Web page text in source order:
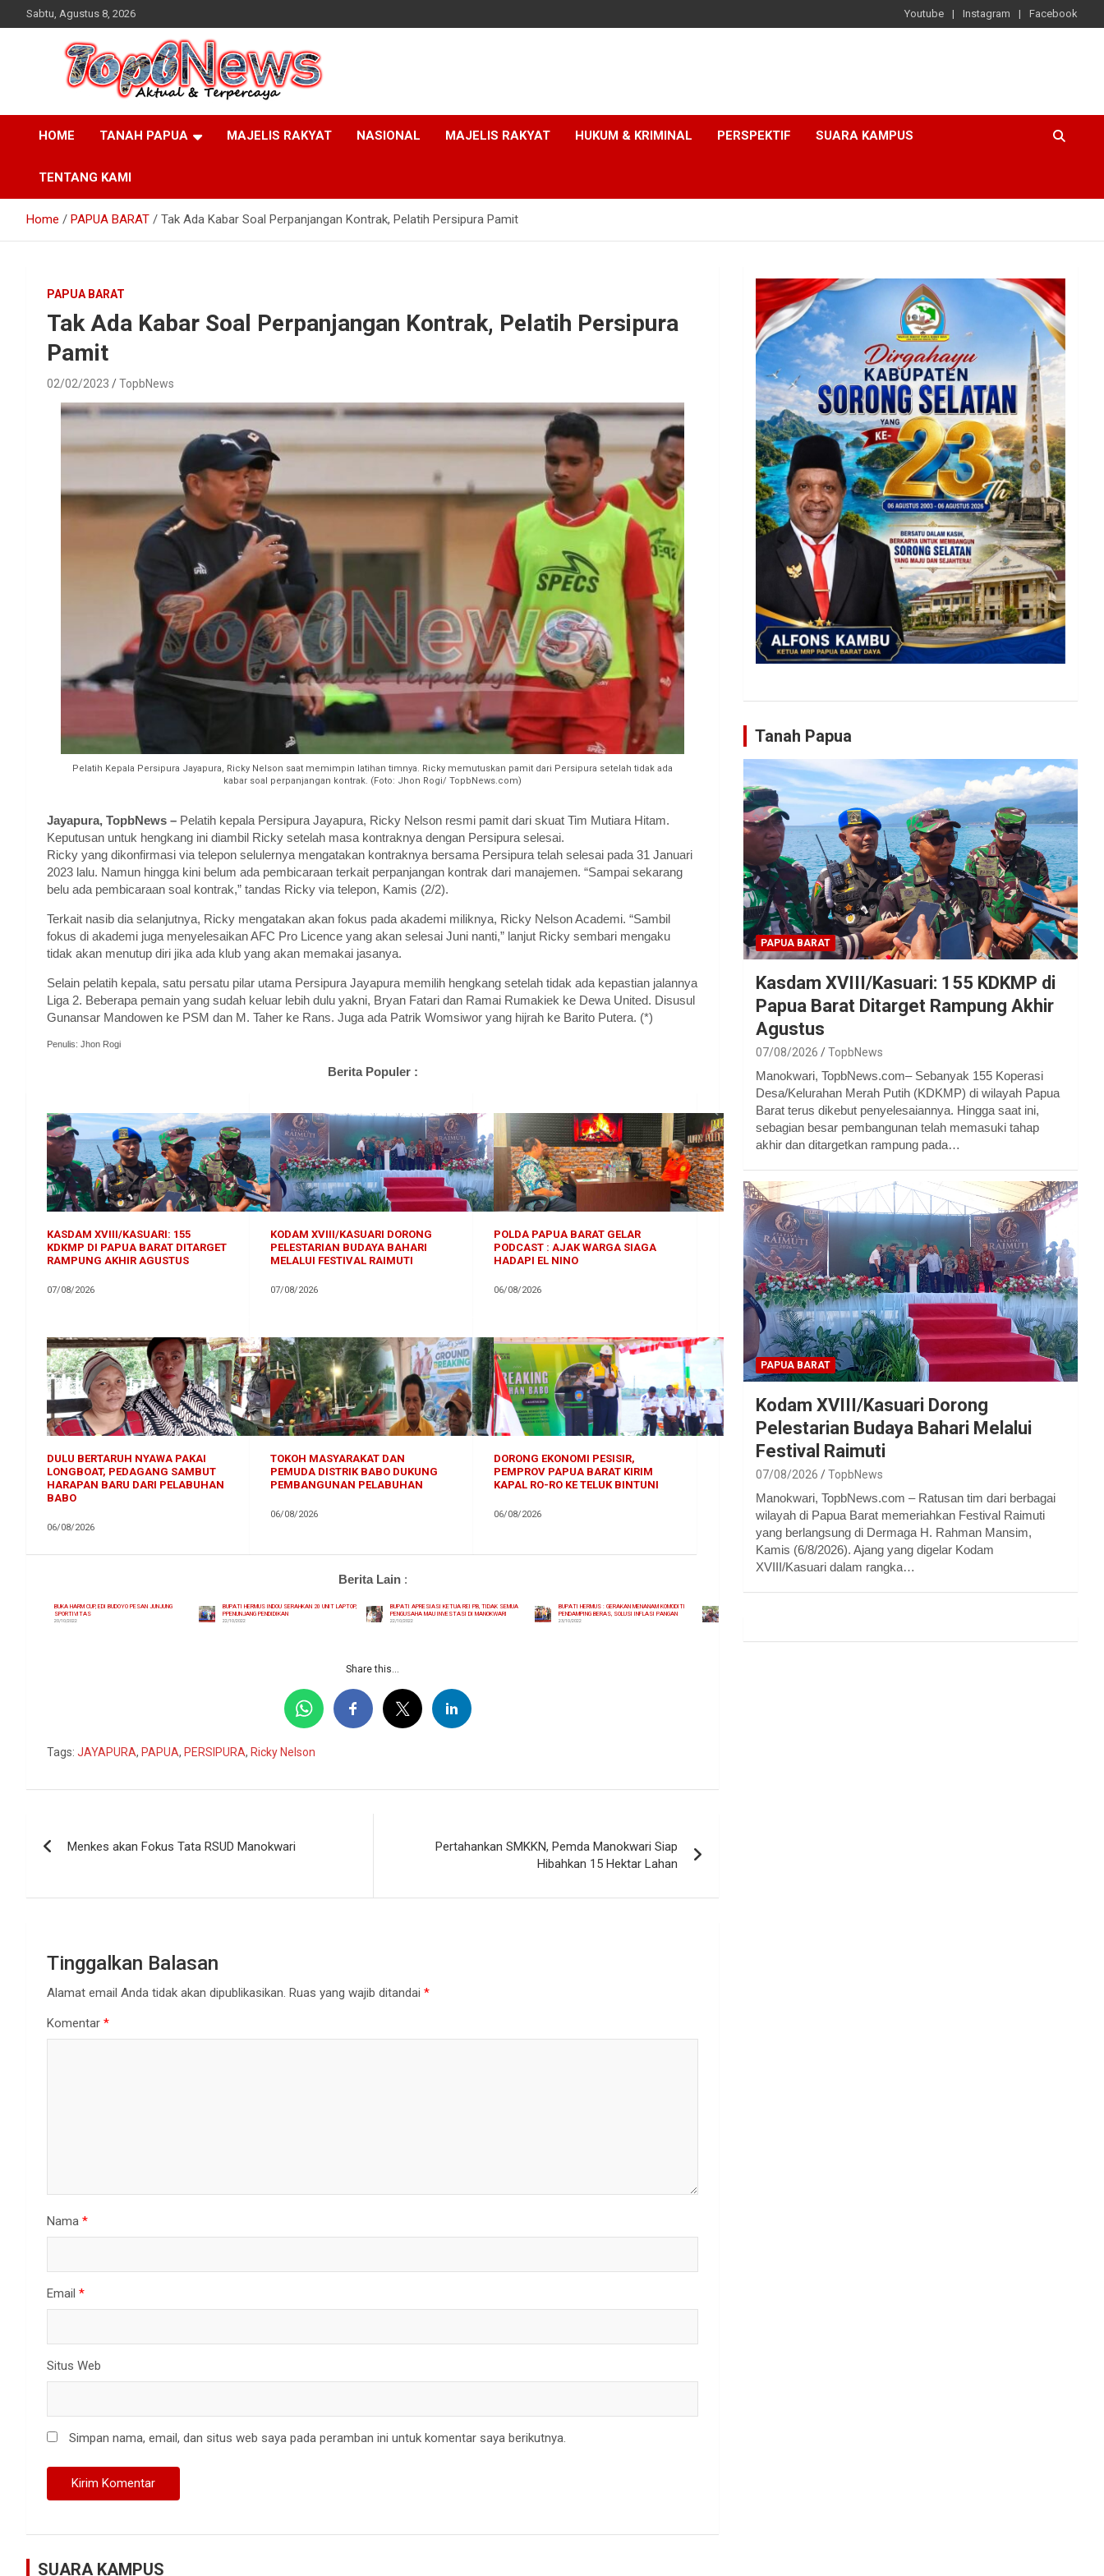
to
Sabtu, Agustus 8, 2026 Youtube Instagram Facebook
HOME TANAH PAPUA MAJELIS RAKYAT NASIONAL MAJELIS RAKYAT HUKUM & KRIMINAL PERSPEKTIF SUARA KAMPUS
TENTANG KAMI
Home PAPUA BARAT Tak Ada Kabar Soal Perpanjangan Kontrak, Pelatih Persipura Pamit
PAPUA BARAT
Tak Ada Kabar Soal Perpanjangan Kontrak, Pelatih Persipura
Pamit
02/02/2023 TopbNews
Pelatih Kepala Persipura Jayapura, Ricky Nelson saat memimpin latihan timnya. Ricky memutuskan pamit dari Persipura setelah tidak ada
kabar soal perpanjangan kontrak. (Foto: Jhon Rogi/ TopbNews.com)
Jayapura, TopbNews – Pelatih kepala Persipura Jayapura, Ricky Nelson resmi pamit dari skuat Tim Mutiara Hitam.
Keputusan untuk hengkang ini diambil Ricky setelah masa kontraknya dengan Persipura selesai.
Ricky yang dikonfirmasi via telepon selulernya mengatakan kontraknya bersama Persipura telah selesai pada 31 Januari
2023 lalu. Namun hingga kini belum ada pembicaraan terkait perpanjangan kontrak dari manajemen. “Sampai sekarang
belu ada pembicaraan soal kontrak,” tandas Ricky via telepon, Kamis (2/2).
Terkait nasib dia selanjutnya, Ricky mengatakan akan fokus pada akademi miliknya, Ricky Nelson Academi. “Sambil
fokus di akademi juga menyelesaikan AFC Pro Licence yang akan selesai Juni nanti,” lanjut Ricky sembari mengaku
tidak akan menutup diri jika ada klub yang akan memakai jasanya.
Selain pelatih kepala, satu persatu pilar utama Persipura Jayapura memilih hengkang setelah tidak ada kepastian jalannya
Liga 2. Beberapa pemain yang sudah keluar lebih dulu yakni, Bryan Fatari dan Ramai Rumakiek ke Dewa United. Disusul
Gunansar Mandowen ke PSM dan M. Taher ke Rans. Juga ada Patrik Womsiwor yang hijrah ke Barito Putera. (*)
Penulis: Jhon Rogi
Berita Populer :
KASDAM XVIII/KASUARI: 155
KDKMP DI PAPUA BARAT DITARGET
RAMPUNG AKHIR AGUSTUS
07/08/2026
KODAM XVIII/KASUARI DORONG
PELESTARIAN BUDAYA BAHARI
MELALUI FESTIVAL RAIMUTI
07/08/2026
POLDA PAPUA BARAT GELAR
PODCAST : AJAK WARGA SIAGA
HADAPI EL NINO
06/08/2026
DULU BERTARUH NYAWA PAKAI
LONGBOAT, PEDAGANG SAMBUT
HARAPAN BARU DARI PELABUHAN
BABO
06/08/2026
TOKOH MASYARAKAT DAN
PEMUDA DISTRIK BABO DUKUNG
PEMBANGUNAN PELABUHAN
06/08/2026
DORONG EKONOMI PESISIR,
PEMPROV PAPUA BARAT KIRIM
KAPAL RO-RO KE TELUK BINTUNI
06/08/2026
Berita Lain:
BUKA HARM CUP, EDI BUDOYO PESAN JUNJUNG
SPORTIVITAS
20/10/2022
BUPATI HERMUS INDOU SERAHKAN 20 UNIT LAPTOP,
PPENUNJANG PENDIDIKAN
22/10/2022
BUPATI APRESIASI KETUA REI PB, TIDAK SEMUA
PENGUSAHA MAU INVESTASI DI MANOKWARI
22/10/2022
BUPATI HERMUS : GERAKAN MENANAM KOMODITI
PENDAMPING BERAS, SOLUSI INFLASI PANGAN
23/10/2022
Share this...
Tags: JAYAPURA, PAPUA, PERSIPURA, Ricky Nelson
pos
Menkes akan Fokus Tata RSUD Manokwari
Pertahankan SMKKN, Pemda Manokwari Siap
Hibahkan 15 Hektar Lahan
Tinggalkan Balasan
Alamat email Anda tidak akan dipublikasikan. Ruas yang wajib ditandai *
Komentar *
Nama *
Email *
Situs Web
Simpan nama, email, dan situs web saya pada peramban ini untuk komentar saya berikutnya.
Tanah Papua
PAPUA BARAT
Kasdam XVIII/Kasuari: 155 KDKMP di
Papua Barat Ditarget Rampung Akhir
Agustus
07/08/2026 TopbNews
Manokwari, TopbNews.com– Sebanyak 155 Koperasi
Desa/Kelurahan Merah Putih (KDKMP) di wilayah Papua
Barat terus dikebut penyelesaiannya. Hingga saat ini,
sebagian besar pembangunan telah memasuki tahap
akhir dan ditargetkan rampung pada…
PAPUA BARAT
Kodam XVIII/Kasuari Dorong
Pelestarian Budaya Bahari Melalui
Festival Raimuti
07/08/2026 TopbNews
Manokwari, TopbNews.com – Ratusan tim dari berbagai
wilayah di Papua Barat memeriahkan Festival Raimuti
yang berlangsung di Dermaga H. Rahman Mansim,
Kamis (6/8/2026). Ajang yang digelar Kodam
XVIII/Kasuari dalam rangka…
SUARA KAMPUS